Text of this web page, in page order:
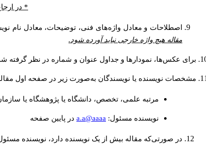
* در
اصطلاحات و معادل واژه‌های فنی، توضیحات، معادل نام
مقاله هیچ واژه خارجی نباید آورده شود.
برای عکس‌ها، نمودارها و جداول عنوان و شماره در نظر گرفته
مشخصات نویسنده یا نویسندگان به‌صورت زیر در صفحه اول
مرتبه علمی، تخصص، دانشگاه یا پژوهشگاه یا
نويسنده مسئول: a.a@aaaa در پايين صفحه
در صورتی‌که مقاله بیش از یک نویسنده دارد، نویسنده